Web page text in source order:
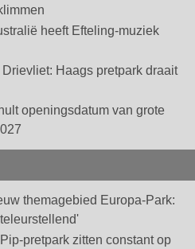
heeft Efteling-muziek
Haags pretpark draait
openingsdatum van grote
themagebied Europa-Park:
pretpark zitten constant op